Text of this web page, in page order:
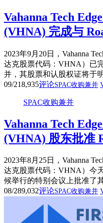
Vahanna Tech
(VHNA) 完成与
2023年9月20日，Vahanna
达克股票代码：VHNA）已
并，其股票和认股权证将于
09/218,935评论SPAC收购兼并
SPAC收购兼并
Vahanna Tech
(VHNA) 股东批准
2023年8月25日，Vahanna
达克股票代码：VHNA）今
候举行的特别会议上批准了
08/289,032评论SPAC收购兼并